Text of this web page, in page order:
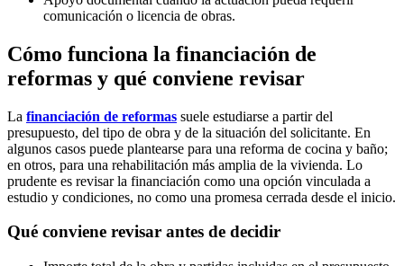
comunicación o licencia de obras.
Cómo funciona la financiación de
reformas y qué conviene revisar
La financiación de reformas suele estudiarse a partir del
presupuesto, del tipo de obra y de la situación del solicitante. En
algunos casos puede plantearse para una reforma de cocina y baño;
en otros, para una rehabilitación más amplia de la vivienda. Lo
prudente es revisar la financiación como una opción vinculada a
estudio y condiciones, no como una promesa cerrada desde el inicio.
Qué conviene revisar antes de decidir